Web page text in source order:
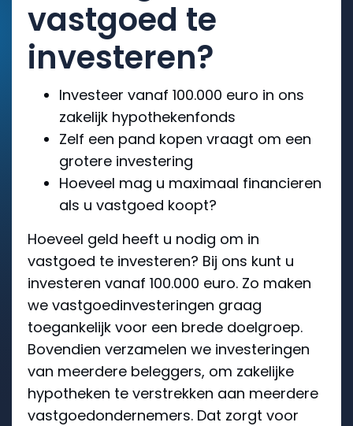
vastgoed te
investeren?
Investeer vanaf 100.000 euro in ons
zakelijk hypothekenfonds
Zelf een pand kopen vraagt om een
grotere investering
Hoeveel mag u maximaal financieren
als u vastgoed koopt?
Hoeveel geld heeft u nodig om in
vastgoed te investeren? Bij ons kunt u
investeren vanaf 100.000 euro. Zo maken
we vastgoedinvesteringen graag
toegankelijk voor een brede doelgroep.
Bovendien verzamelen we investeringen
van meerdere beleggers, om zakelijke
hypotheken te verstrekken aan meerdere
vastgoedondernemers. Dat zorgt voor